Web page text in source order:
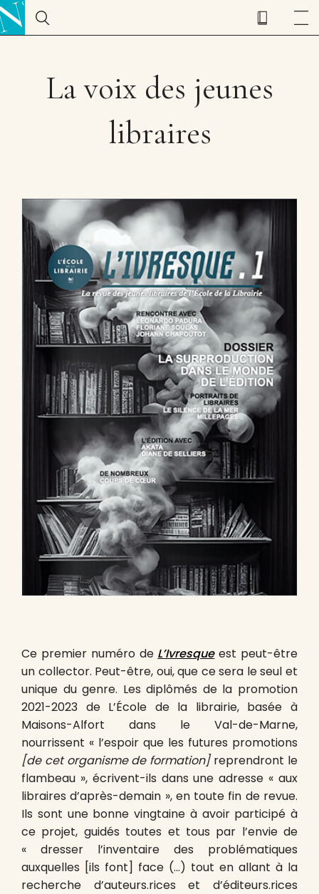
La voix des jeunes
libraires
Ce premier numéro de L’Ivresqueest peut-être
un collector. Peut-être, oui, que ce sera le seul et
unique du genre. Les diplômés de la promotion
2021-2023 de L’École de la librairie, basée à
Maisons-Alfort dans le Val-de-Marne,
nourrissent « l’espoir que les futures promotions
[de cet organisme de formation]reprendront le
flambeau », écrivent-ils dans une adresse « aux
libraires d’après-demain », en toute fin de revue.
Ils sont une bonne vingtaine à avoir participé à
ce projet, guidés toutes et tous par l’envie de
« dresser l’inventaire des problématiques
auxquelles [ils font] face (…) tout en allant à la
recherche d’auteurs.rices et d’éditeurs.rices